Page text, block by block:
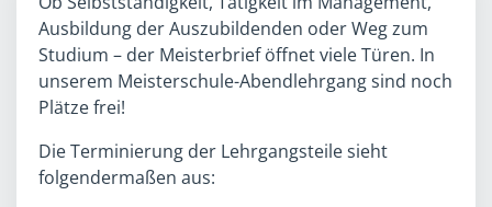
Ausbildung der Auszubildenden oder Weg zum
Studium – der Meisterbrief öffnet viele Türen. In
unserem Meisterschule-Abendlehrgang sind noch
Plätze frei!
Die Terminierung der Lehrgangsteile sieht
folgendermaßen aus: